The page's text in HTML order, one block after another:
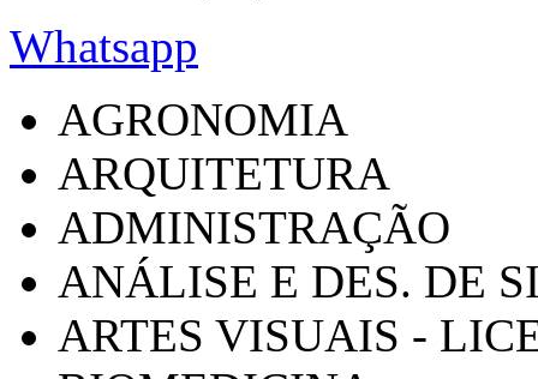
Whatsapp
AGRONOMIA
ARQUITETURA
ADMINISTRAÇÃO
ANÁLISE E DES. DE
ARTES VISUAIS -